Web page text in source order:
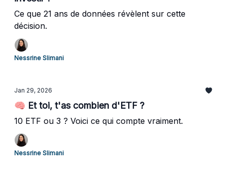
Ce que 21 ans de données révèlent sur cette
décision.
Nessrine Slimani
Jan 29, 2026
🧠 Et toi, t'as combien d'ETF ?
10 ETF ou 3 ? Voici ce qui compte vraiment.
Nessrine Slimani